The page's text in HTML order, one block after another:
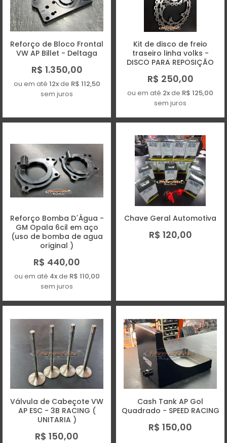
Reforço de Bloco Frontal
VW AP Billet - Deltaga
R$ 1.350,00
ou em até 12xde R$ 112,50
sem juros
Kit de disco de freio
traseiro linha volks -
DISCO PARA REPOSIÇÃO
R$ 250,00
ou em até 2xde R$ 125,00
sem juros
Reforço Bomba D´Água -
GM Opala 6cil em aço
(uso de bomba de agua
original )
R$ 440,00
ou em até 4xde R$ 110,00
sem juros
Chave Geral Automotiva
R$ 120,00
Válvula de Cabeçote VW
AP ESC - 3B RACING (
UNITARIA )
R$ 150,00
Cash Tank AP Gol
Quadrado - SPEED RACING
R$ 150,00